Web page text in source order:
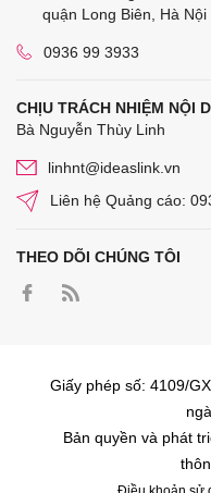
quận Long Biên, Hà Nội
0936 99 3933
CHỊU TRÁCH NHIỆM NỘI
Bà Nguyễn Thùy Linh
linhnt@ideaslink.vn
Liên hệ Quảng cáo:
THEO DÕI CHÚNG TÔI
Giấy phép số: 4109/
Bản quyền và phát